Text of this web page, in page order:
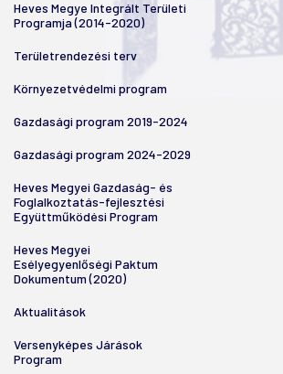
Heves Megye Integrált Területi
Programja (2014-2020)
Területrendezési terv
Környezetvédelmi program
Gazdasági program 2019-2024
Gazdasági program 2024-2029
Heves Megyei Gazdaság- és
Foglalkoztatás-fejlesztési
Együttműködési Program
Heves Megyei
Esélyegyenlőségi Paktum
Dokumentum (2020)
Aktualitások
Versenyképes Járások
Program